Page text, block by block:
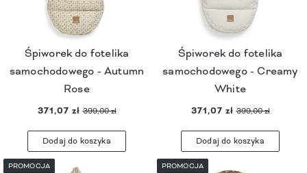
Śpiworek do fotelika
samochodowego - Autumn
Rose
371,07 zł 399,00 zł
Dodaj do koszyka
Śpiworek do fotelika
samochodowego - Creamy
White
371,07 zł 399,00 zł
Dodaj do koszyka
PROMOCJA PROMOCJA